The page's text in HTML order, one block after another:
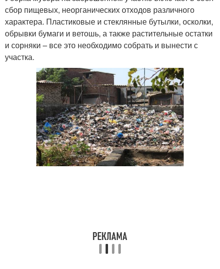
сбор пищевых, неорганических отходов различного
характера. Пластиковые и стеклянные бутылки, осколки,
обрывки бумаги и ветошь, а также растительные остатки
и сорняки – все это необходимо собрать и вынести с
участка.